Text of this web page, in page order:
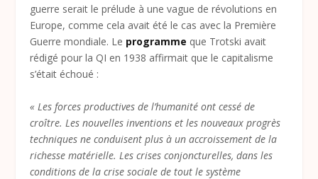
guerre serait le prélude à une vague de révolutions en
Europe, comme cela avait été le cas avec la Première
Guerre mondiale. Le programme que Trotski avait
rédigé pour la QI en 1938 affirmait que le capitalisme
s’était échoué :
« Les forces productives de l’humanité ont cessé de
croître. Les nouvelles inventions et les nouveaux progrès
techniques ne conduisent plus à un accroissement de la
richesse matérielle. Les crises conjoncturelles, dans les
conditions de la crise sociale de tout le système